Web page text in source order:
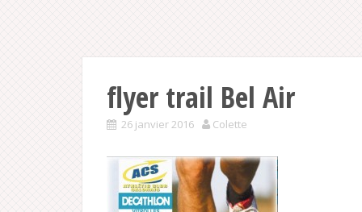
flyer trail Bel Air
26 janvier 2016 Colette